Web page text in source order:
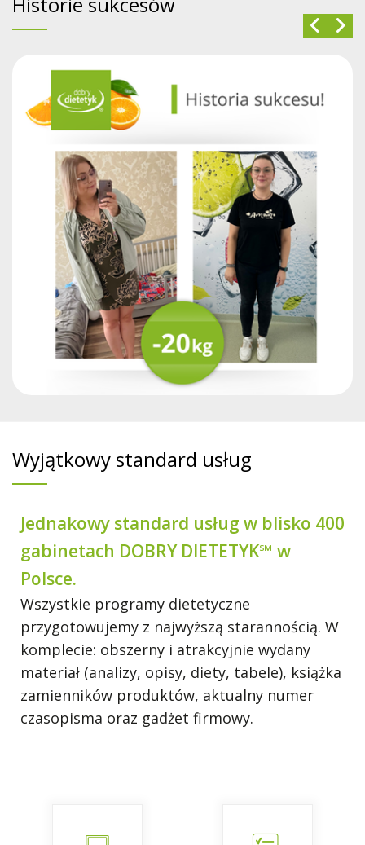
Wyjątkowy standard usług
Jednakowy standard usług w blisko 400
gabinetach DOBRY DIETETYK℠ w
Polsce.
Wszystkie programy dietetyczne
przygotowujemy z najwyższą starannością. W
komplecie: obszerny i atrakcyjnie wydany
materiał (analizy, opisy, diety, tabele), książka
zamienników produktów, aktualny numer
czasopisma oraz gadżet firmowy.